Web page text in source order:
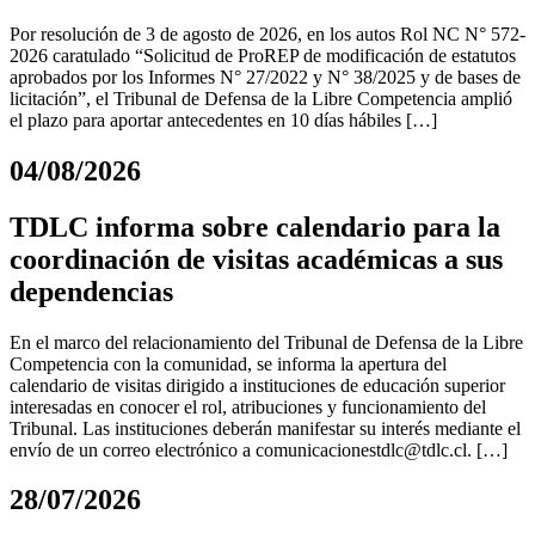
Por resolución de 3 de agosto de 2026, en los autos Rol NC N° 572-
2026 caratulado “Solicitud de ProREP de modificación de estatutos
aprobados por los Informes N° 27/2022 y N° 38/2025 y de bases de
licitación”, el Tribunal de Defensa de la Libre Competencia amplió
el plazo para aportar antecedentes en 10 días hábiles […]
04/08/2026
TDLC informa sobre calendario para la
coordinación de visitas académicas a sus
dependencias
En el marco del relacionamiento del Tribunal de Defensa de la Libre
Competencia con la comunidad, se informa la apertura del
calendario de visitas dirigido a instituciones de educación superior
interesadas en conocer el rol, atribuciones y funcionamiento del
Tribunal. Las instituciones deberán manifestar su interés mediante el
envío de un correo electrónico a comunicacionestdlc@tdlc.cl. […]
28/07/2026